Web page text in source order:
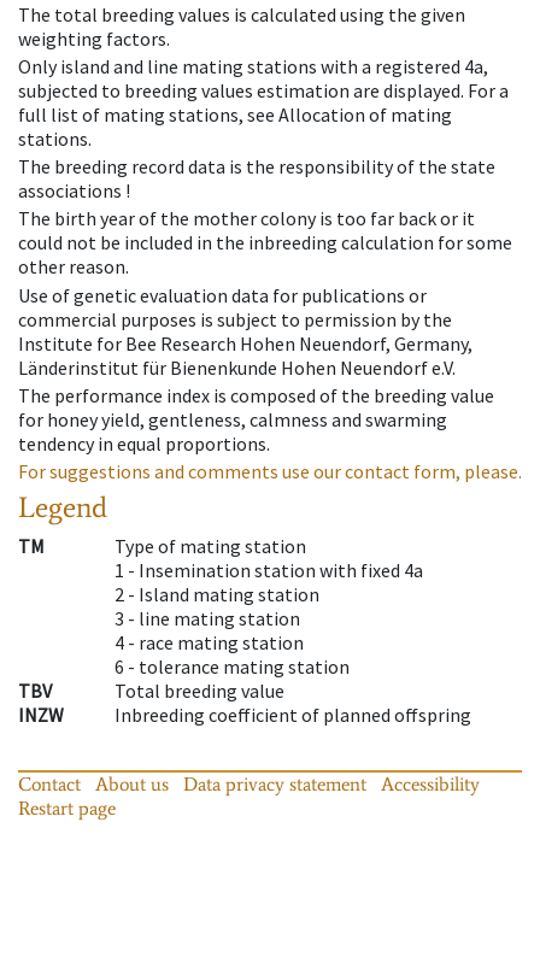
The total breeding values is calculated using the given
weighting factors.
Only island and line mating stations with a registered 4a,
subjected to breeding values estimation are displayed. For a
full list of mating stations, see Allocation of mating
stations.
The breeding record data is the responsibility of the state
associations !
The birth year of the mother colony is too far back or it
could not be included in the inbreeding calculation for some
other reason.
Use of genetic evaluation data for publications or
commercial purposes is subject to permission by the
Institute for Bee Research Hohen Neuendorf, Germany,
Länderinstitut für Bienenkunde Hohen Neuendorf e.V.
The performance index is composed of the breeding value
for honey yield, gentleness, calmness and swarming
tendency in equal proportions.
For suggestions and comments use our contact form, please.
Legend
TM
Type of mating station
1 - Insemination station with fixed 4a
2 - Island mating station
3 - line mating station
4 - race mating station
6 - tolerance mating station
TBV
Total breeding value
INZW
Inbreeding coefficient of planned offspring
Contact About us Data privacy statement
Accessibility
Restart page